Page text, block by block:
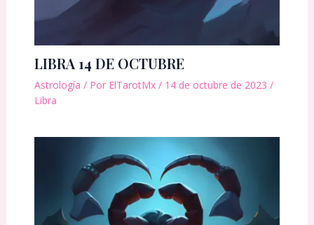
LIBRA 14 DE OCTUBRE
Astrología / Por ElTarotMx / 14 de octubre de 2023 /
Libra